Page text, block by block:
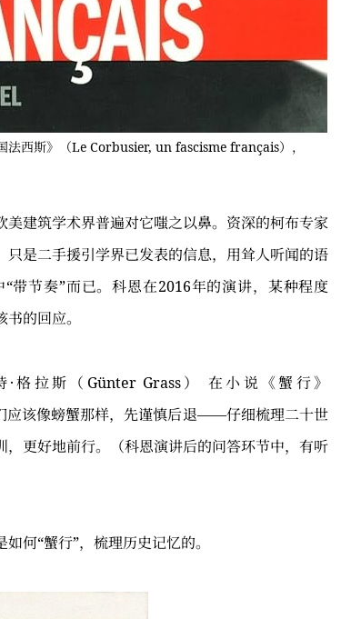
西斯》（Le Corbusier, un fascisme français），
建筑学术界普遍对它嗤之以鼻。资深的柯布专家
是二手援引学界已发表的信息，用耸人听闻的语
带节奏”而已。科恩在2016年的演讲，某种程度
的回应。
格拉斯（Günter Grass） 在小说《蟹行》
应该像螃蟹那样，先谨慎后退——仔细梳理二十世
更好地前行。（科恩演讲后的问答环节中，有听
何“蟹行”，梳理历史记忆的。